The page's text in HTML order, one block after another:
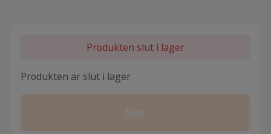
Produkten slut i lager
Produkten är slut i lager
Slut